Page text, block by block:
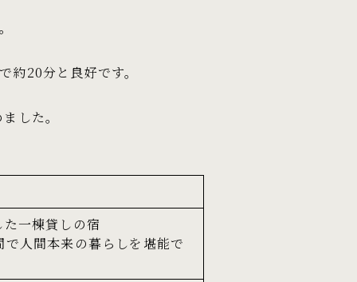
約20分と良好です。
した。
一棟貸しの宿
人間本来の暮らしを堪能で